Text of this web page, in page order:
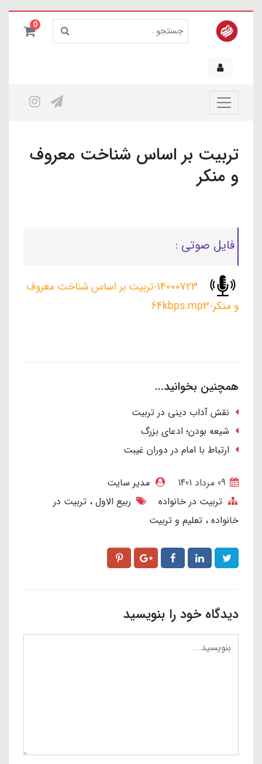
0
تربیت بر اساس شناخت معروف
و منکر
فایل صوتی :
14000723-تربیت بر اساس شناخت معروف
و منکر-64kbps.mp3
همچنین بخوانید...
نقش آداب دینی در تربیت
شیعه بودن؛ ادعای بزرگ
ارتباط با امام در دوران غیبت
مدیر سایت
تربیت در خانواده
ربیع الاول تربیت در
خانواده تعلیم و تربیت
دیدگاه خود را بنویسید